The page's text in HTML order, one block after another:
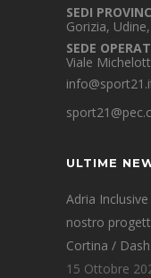
SEDI
Gorizia,
SEDE
Viale
ULTIME
Adria
nostro
Cortina /
15 Ottobre